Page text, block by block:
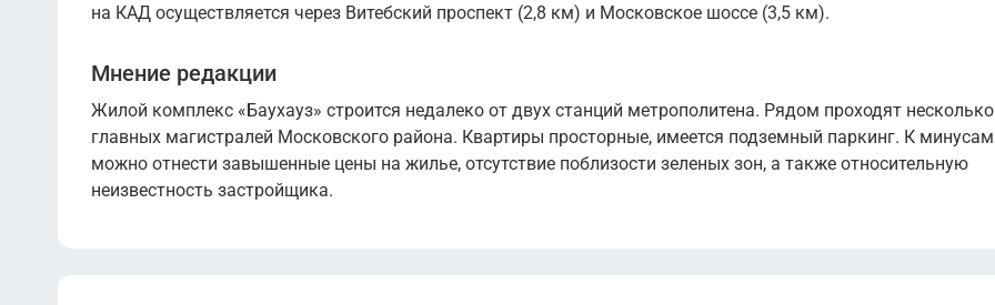
на КАД осуществляется через Витебский проспект (2,8 км) и Московское шоссе (3,5 км).
Мнение редакции
Жилой комплекс «Баухауз» строится недалеко от двух станций метрополитена. Рядом проходят несколько
главных магистралей Московского района. Квартиры просторные, имеется подземный паркинг. К минусам
можно отнести завышенные цены на жилье, отсутствие поблизости зеленых зон, а также относительную
неизвестность застройщика.